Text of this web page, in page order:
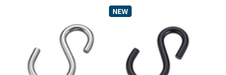
NEW